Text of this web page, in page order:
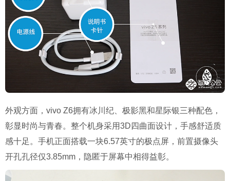
外观方面，vivo Z6拥有冰川纪、极影黑和星际银三种配色，
彰显时尚与青春。整个机身采用3D四曲面设计，手感舒适质
感十足。手机正面搭载一块6.57英寸的极点屏，前置摄像头
开孔孔径仅3.85mm，隐匿于屏幕中相得益彰。